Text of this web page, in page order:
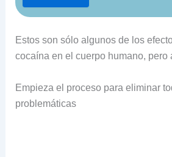
Estos son sólo algunos de los
cocaína en el cuerpo humano, pero
Empieza el proceso para eliminar
problemáticas